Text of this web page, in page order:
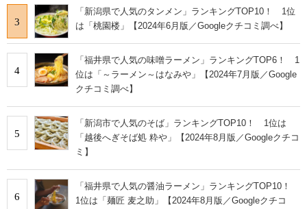
3
「新潟県で人気のタンメン」ランキングTOP10！ 1位
は「桃園楼」【2024年6月版／Googleクチコミ調べ】
4
「福井県で人気の味噌ラーメン」ランキングTOP6！ 1
位は「～ラーメン～はなみや」【2024年7月版／Google
クチコミ調べ】
5
「新潟市で人気のそば」ランキングTOP10！ 1位は
「越後へぎそば処 粋や」【2024年8月版／Googleクチコ
ミ】
6
「福井県で人気の醤油ラーメン」ランキングTOP10！
1位は「麺匠 麦之助」【2024年8月版／Googleクチコ